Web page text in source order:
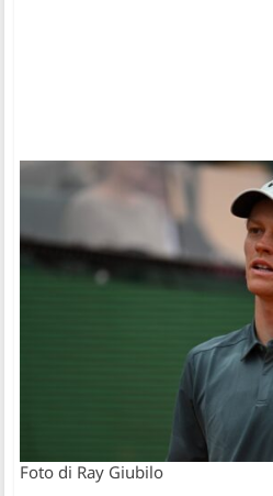
Foto di Ray Giubilo